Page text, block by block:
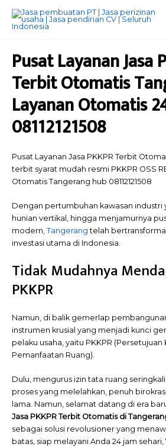
Pusat Layanan Jasa
Terbit Otomatis
Layanan Otomatis
08112121508
Pusat Layanan Jasa PKKPR Terbit
terbit syarat mudah resmi PKKPR OSS
Otomatis Tangerang hub 08112121508
Dengan pertumbuhan kawasan industri
hunian vertikal, hingga menjamurnya
modern, Tangerang telah
investasi utama di Indonesia.
Tidak Mudahnya
PKKPR
Namun, di balik gemerlap
instrumen krusial yang menjadi kunci
pelaku usaha, yaitu PKKPR
Pemanfaatan Ruang).
Dulu, mengurus izin tata ruang
proses yang melelahkan, penuh
lama. Namun, selamat datang di era
Jasa PKKPR Terbit Otomatis di
sebagai solusi revolusioner yang
batas, siap melayani Anda 24 jam